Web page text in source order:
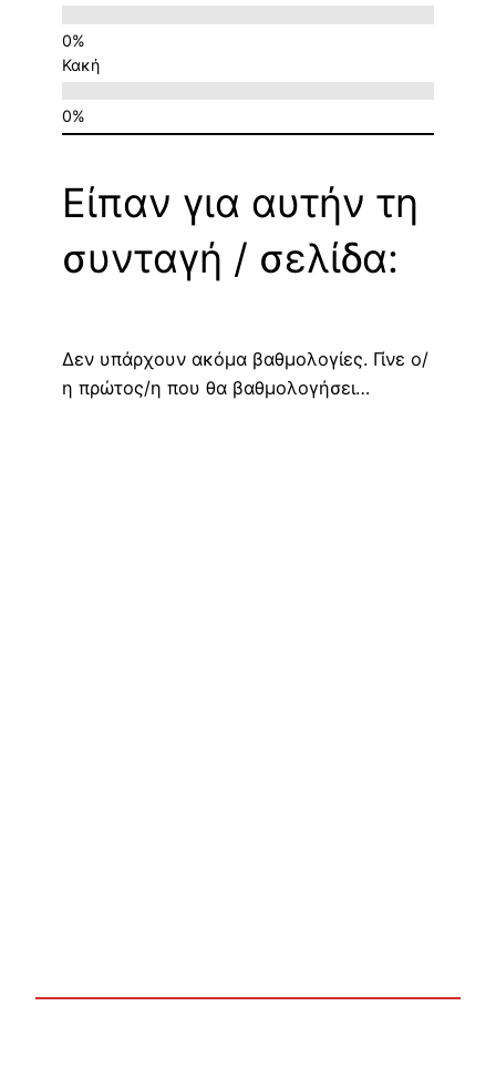
Κακή
Είπαν για αυτήν τη
συνταγή / σελίδα:
Δεν υπάρχουν ακόμα βαθμολογίες. Γίνε ο/
η πρώτος/η που θα βαθμολογήσει…